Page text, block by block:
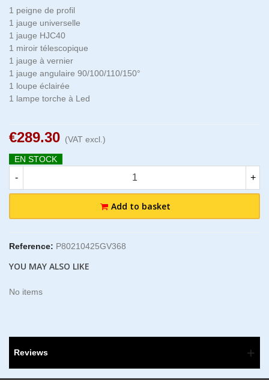
1 peigne de profil
1 jauge universelle
1 jauge HJC40
1 miroir télescopique
1 jauge à vernier
1 jauge angulaire 90/100/110/150°
1 loupe éclairée
1 lampe torche à Led
€289.30 (VAT excl.)
EN STOCK
- +
Add to basket
Reference: P80210425GV368
YOU MAY ALSO LIKE
No items
Reviews